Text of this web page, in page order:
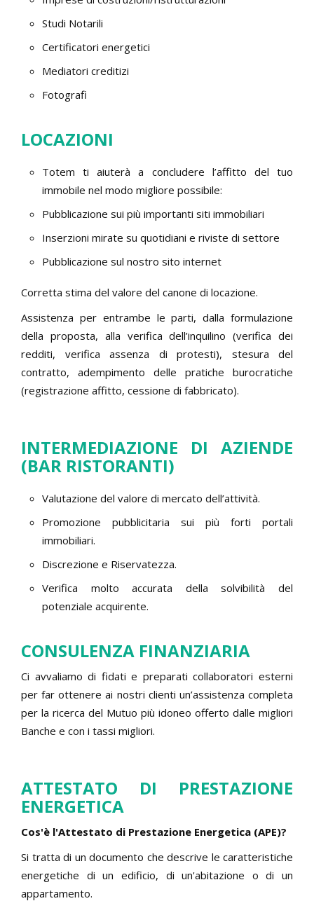
Studi Notarili
Certificatori energetici
Mediatori creditizi
Fotografi
LOCAZIONI
Totem ti aiuterà a concludere l’affitto del tuo
immobile nel modo migliore possibile:
Pubblicazione sui più importanti siti immobiliari
Inserzioni mirate su quotidiani e riviste di settore
Pubblicazione sul nostro sito internet
Corretta stima del valore del canone di locazione.
Assistenza per entrambe le parti, dalla formulazione
della proposta, alla verifica dell’inquilino (verifica dei
redditi, verifica assenza di protesti), stesura del
contratto, adempimento delle pratiche burocratiche
(registrazione affitto, cessione di fabbricato).
INTERMEDIAZIONE DI AZIENDE
(BAR RISTORANTI)
Valutazione del valore di mercato dell’attività.
Promozione pubblicitaria sui più forti portali
immobiliari.
Discrezione e Riservatezza.
Verifica molto accurata della solvibilità del
potenziale acquirente.
CONSULENZA FINANZIARIA
Ci avvaliamo di fidati e preparati collaboratori esterni
per far ottenere ai nostri clienti un’assistenza completa
per la ricerca del Mutuo più idoneo offerto dalle migliori
Banche e con i tassi migliori.
ATTESTATO DI PRESTAZIONE
ENERGETICA
Cos'è l'Attestato di Prestazione Energetica (APE)?
Si tratta di un documento che descrive le caratteristiche
energetiche di un edificio, di un'abitazione o di un
appartamento.